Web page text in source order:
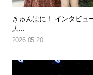
きゅんぱに！ インタビ
人...
2026.05.20